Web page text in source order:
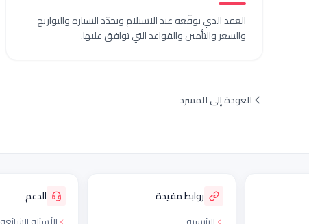
العقد الذي توقّعه عند الاستلام ويحدّد السيارة والتواريخ
والسعر والتأمين والقواعد التي توافق عليها.
العودة إلى المسرد
روابط مفيدة الدعم